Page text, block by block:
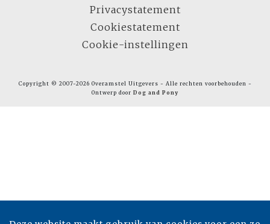
Privacystatement
Cookiestatement
Cookie-instellingen
Copyright © 2007-2026 Overamstel Uitgevers - Alle rechten voorbehouden -
Ontwerp door Dog and Pony